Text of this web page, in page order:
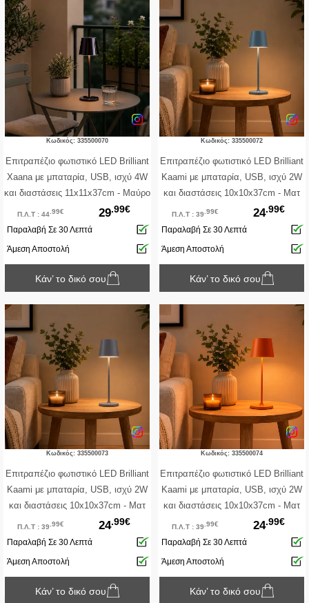
Κωδικός: 335500070
Επιτραπέζιο φωτιστικό LED Brilliant
Xaana με μπαταρία, USB, ισχύ 4W
και διαστάσεις 11x11x37cm - Μαύρο
Π.Λ.Τ : 44.99€ 29.99€
Παραλαβή Σε 30 Λεπτά
Άμεση Αποστολή
Κάν’ το δικό σου
Κωδικός: 335500072
Επιτραπέζιο φωτιστικό LED Brilliant
Kaami με μπαταρία, USB, ισχύ 2W
και διαστάσεις 10x10x37cm - Ματ
Π.Λ.Τ : 39.99€ 24.99€
Παραλαβή Σε 30 Λεπτά
Άμεση Αποστολή
Κάν’ το δικό σου
Κωδικός: 335500073
Επιτραπέζιο φωτιστικό LED Brilliant
Kaami με μπαταρία, USB, ισχύ 2W
και διαστάσεις 10x10x37cm - Ματ
Π.Λ.Τ : 39.99€ 24.99€
Παραλαβή Σε 30 Λεπτά
Άμεση Αποστολή
Κάν’ το δικό σου
Κωδικός: 335500074
Επιτραπέζιο φωτιστικό LED Brilliant
Kaami με μπαταρία, USB, ισχύ 2W
και διαστάσεις 10x10x37cm - Ματ
Πορτοκαλί
Π.Λ.Τ : 39.99€ 24.99€
Παραλαβή Σε 30 Λεπτά
Άμεση Αποστολή
Κάν’ το δικό σου